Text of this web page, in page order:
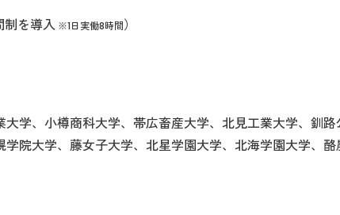
を導入 ※1日実働8時間）
学、小樽商科大学、帯広畜産大学、北見工業大学、釧
院大学、藤女子大学、北星学園大学、北海学園大学、